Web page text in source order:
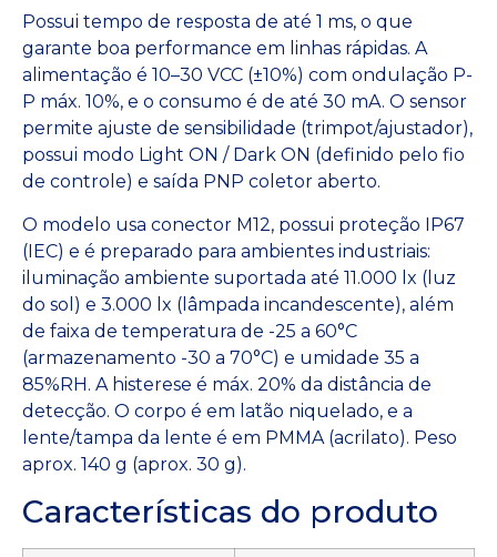
Possui tempo de resposta de até 1 ms, o que
garante boa performance em linhas rápidas. A
alimentação é 10–30 VCC (±10%) com ondulação P-
P máx. 10%, e o consumo é de até 30 mA. O sensor
permite ajuste de sensibilidade (trimpot/ajustador),
possui modo Light ON / Dark ON (definido pelo fio
de controle) e saída PNP coletor aberto.
O modelo usa conector M12, possui proteção IP67
(IEC) e é preparado para ambientes industriais:
iluminação ambiente suportada até 11.000 lx (luz
do sol) e 3.000 lx (lâmpada incandescente), além
de faixa de temperatura de -25 a 60°C
(armazenamento -30 a 70°C) e umidade 35 a
85%RH. A histerese é máx. 20% da distância de
detecção. O corpo é em latão niquelado, e a
lente/tampa da lente é em PMMA (acrilato). Peso
aprox. 140 g (aprox. 30 g).
Características do produto